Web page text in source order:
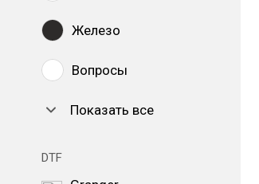
Железо
Вопросы
Показать все
DTF